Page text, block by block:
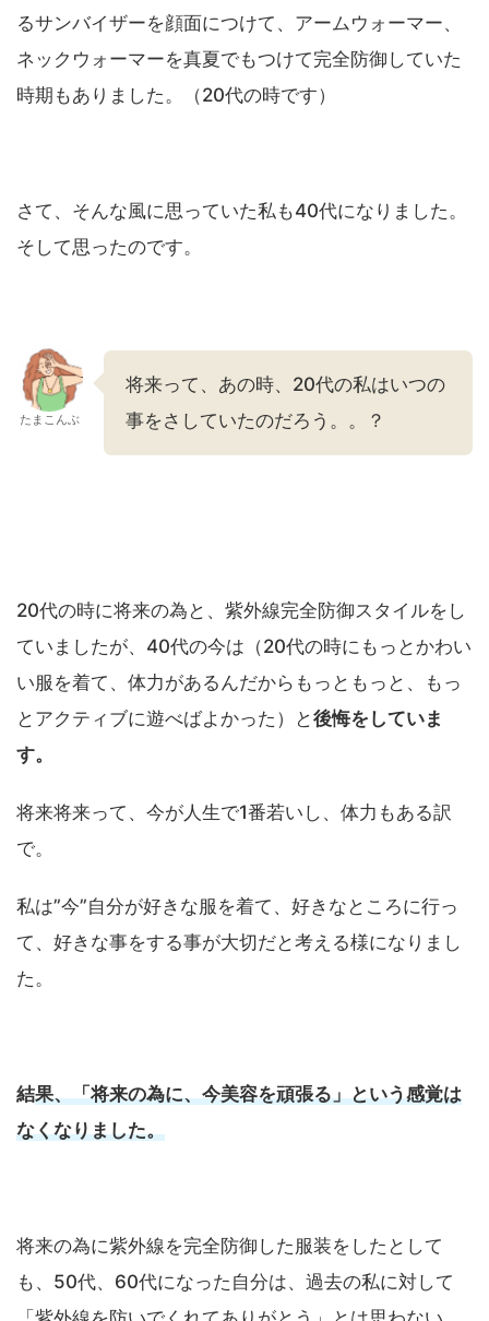
るサンバイザーを顔面につけて、アームウォーマー、
ネックウォーマーを真夏でもつけて完全防御していた
時期もありました。（20代の時です）
さて、そんな風に思っていた私も40代になりました。
そして思ったのです。
たまこんぶ
将来って、あの時、20代の私はいつの
事をさしていたのだろう。。？
20代の時に将来の為と、紫外線完全防御スタイルをし
ていましたが、40代の今は（20代の時にもっとかわい
い服を着て、体力があるんだからもっともっと、もっ
とアクティブに遊べばよかった）と後悔をしていま
す。
将来将来って、今が人生で1番若いし、体力もある訳
で。
私は”今”自分が好きな服を着て、好きなところに行っ
て、好きな事をする事が大切だと考える様になりまし
た。
結果、「将来の為に、今美容を頑張る」という感覚は
なくなりました。
将来の為に紫外線を完全防御した服装をしたとして
も、50代、60代になった自分は、過去の私に対して